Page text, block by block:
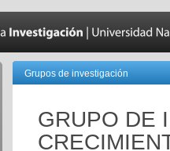
Grupos de investigación
GRUPO DE